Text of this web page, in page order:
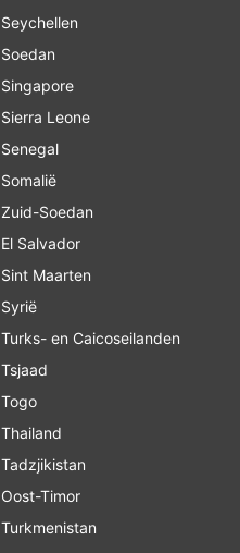
Seychellen
Soedan
Singapore
Sierra Leone
Senegal
Somalië
Zuid-Soedan
El Salvador
Sint Maarten
Syrië
Turks- en Caicoseilanden
Tsjaad
Togo
Thailand
Tadzjikistan
Oost-Timor
Turkmenistan